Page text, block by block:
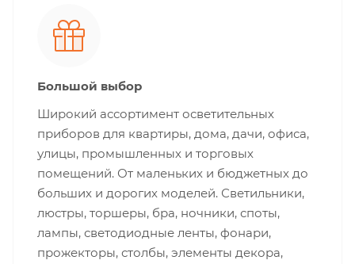
Большой выбор
Широкий ассортимент осветительных
приборов для квартиры, дома, дачи, офиса,
улицы, промышленных и торговых
помещений. От маленьких и бюджетных до
больших и дорогих моделей. Светильники,
люстры, торшеры, бра, ночники, споты,
лампы, светодиодные ленты, фонари,
прожекторы, столбы, элементы декора,